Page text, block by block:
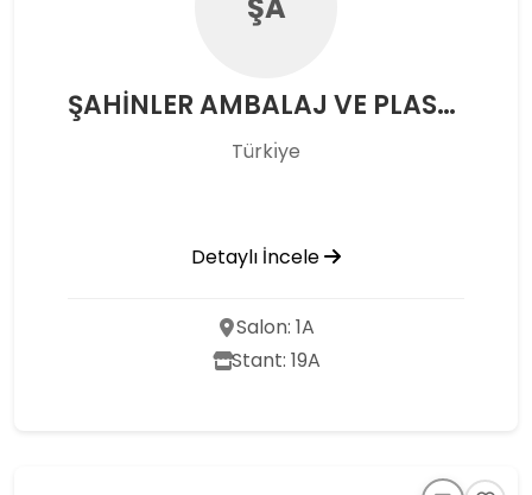
ŞAHİNLER AMBALAJ VE PLASTİK SAN TİC A.Ş.
Türkı̇ye
Detaylı İncele
Salon: 1A
Stant: 19A